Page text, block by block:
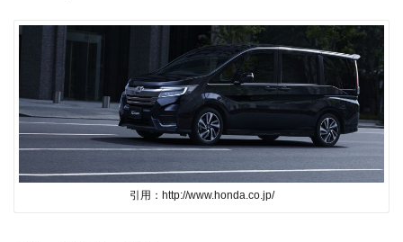
引用：http://www.honda.co.jp/